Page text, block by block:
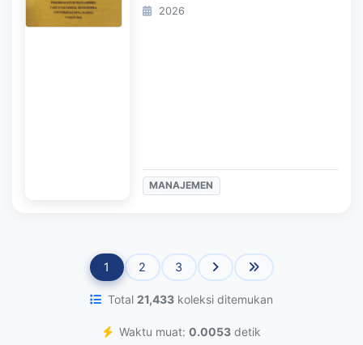
2026
MANAJEMEN
1 2 3
Total 21,433 koleksi ditemukan
Waktu muat: 0.0053detik